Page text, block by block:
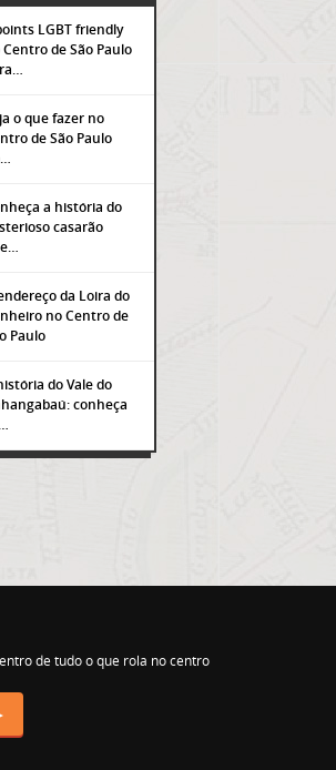
LGBT friendly
Centro de São Paulo
o que fazer no
de São Paulo
a história do
casarão
da Loira do
no Centro de
Paulo
do Vale do
conheça
de tudo o que rola no centro